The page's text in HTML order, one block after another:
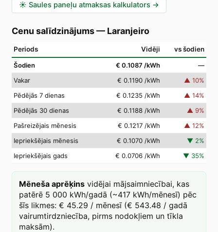
☀️ Saules paneļu atmaksas kalkulators →
Cenu salīdzinājums— Laranjeiro
Periods Vidēji vs šodien
Šodien € 0.1087 /kWh
—
Vakar
€ 0.1190 /kWh ▲ 10%
Pēdējās 7 dienas
€ 0.1235 /kWh ▲ 14%
Pēdējās 30 dienas
€ 0.1188 /kWh ▲ 9%
Pašreizējais mēnesis
€ 0.1217 /kWh ▲ 12%
Iepriekšējais mēnesis
€ 0.1070 /kWh ▼ 2%
Iepriekšējais gads
€ 0.0706 /kWh ▼ 35%
Mēneša aprēķins vidējai mājsaimniecībai, kas
patērē 5 000 kWh/gadā (~417 kWh/mēnesī) pēc
šīs likmes: € 45.29 / mēnesī (€ 543.48 / gadā
vairumtirdzniecība, pirms nodokļiem un tīkla
maksām).